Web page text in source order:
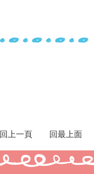
回上一頁 回最上面